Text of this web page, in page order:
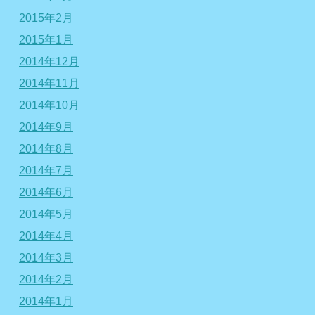
2015年2月
2015年1月
2014年12月
2014年11月
2014年10月
2014年9月
2014年8月
2014年7月
2014年6月
2014年5月
2014年4月
2014年3月
2014年2月
2014年1月